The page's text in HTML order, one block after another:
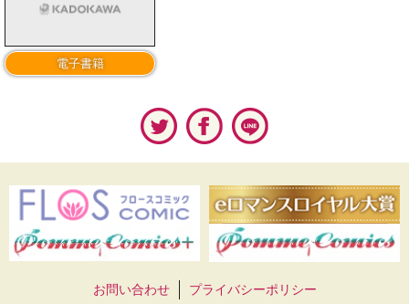
電子書籍
お問い合わせ プライバシーポリシー